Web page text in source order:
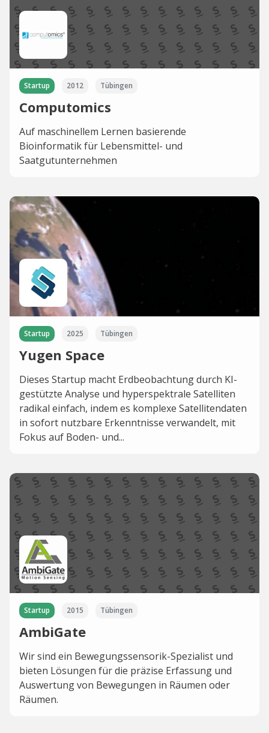
Startup 2012 Tübingen
Computomics
Auf maschinellem Lernen basierende
Bioinformatik für Lebensmittel- und
Saatgutunternehmen
Startup 2025 Tübingen
Yugen Space
Dieses Startup macht Erdbeobachtung durch KI-
gestützte Analyse und hyperspektrale Satelliten
radikal einfach, indem es komplexe Satellitendaten
in sofort nutzbare Erkenntnisse verwandelt, mit
Fokus auf Boden- und...
Startup 2015 Tübingen
AmbiGate
Wir sind ein Bewegungssensorik-Spezialist und
bieten Lösungen für die präzise Erfassung und
Auswertung von Bewegungen in Räumen oder
Räumen.